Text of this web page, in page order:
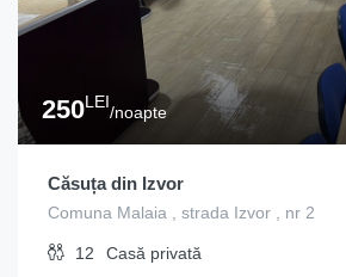
250LEI
/noapte
Căsuța din Izvor
Comuna Malaia , strada Izvor , nr 2
12 Casă privată